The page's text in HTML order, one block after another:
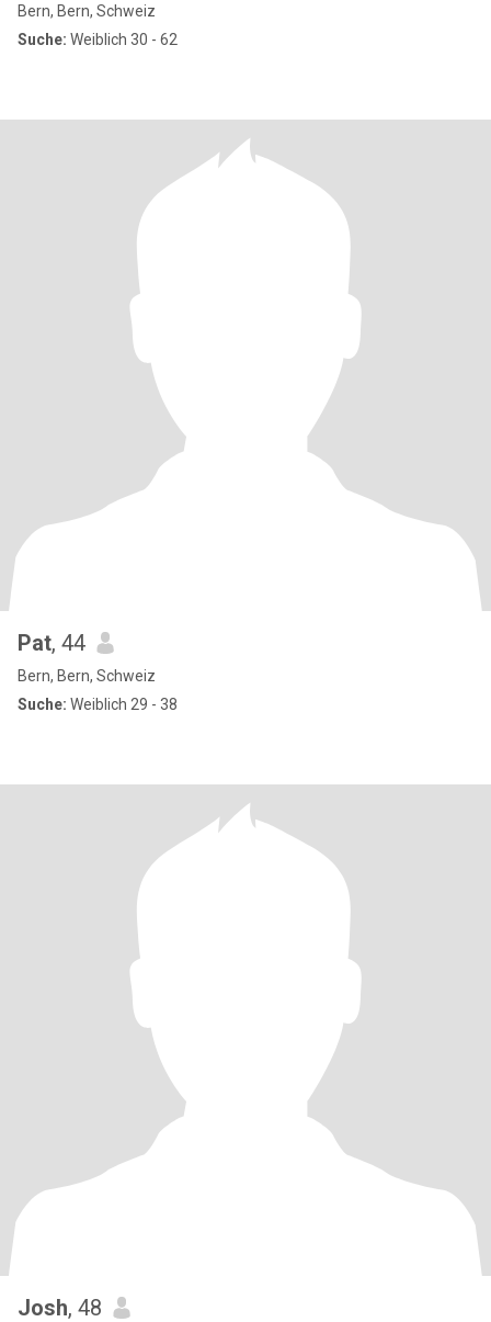
Bern, Bern, Schweiz
Suche: Weiblich 30 - 62
Pat, 44
Bern, Bern, Schweiz
Suche: Weiblich 29 - 38
Josh, 48